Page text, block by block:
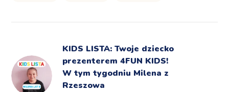
KIDS LISTA: Twoje dziecko
prezenterem 4FUN KIDS!
W tym tygodniu Milena z
Rzeszowa